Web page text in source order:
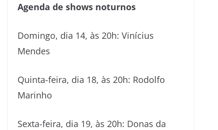
Agenda de shows noturnos
Domingo, dia 14, às 20h: Vinícius
Mendes
Quinta-feira, dia 18, às 20h: Rodolfo
Marinho
Sexta-feira, dia 19, às 20h: Donas da